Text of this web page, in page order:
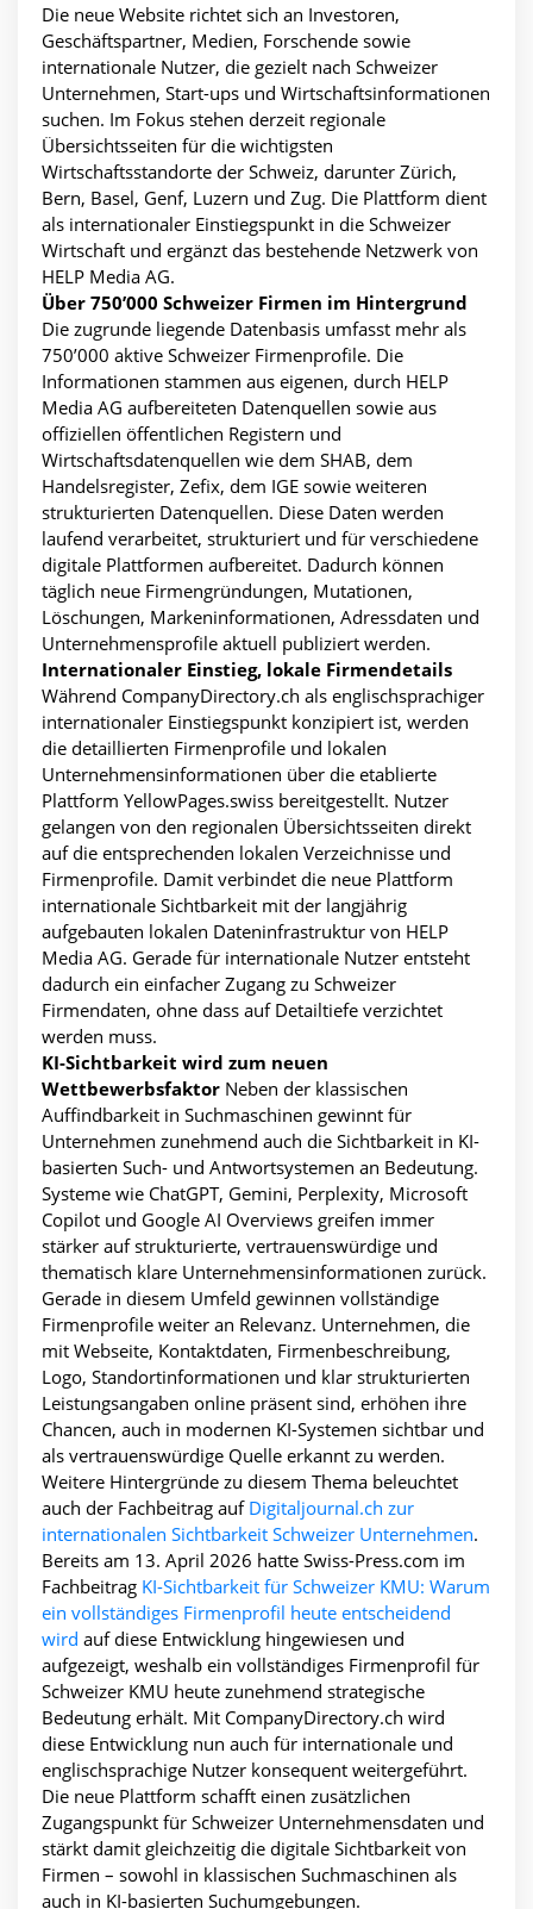
Die neue Website richtet sich an Investoren,
Geschäftspartner, Medien, Forschende sowie
internationale Nutzer, die gezielt nach Schweizer
Unternehmen, Start-ups und Wirtschaftsinformationen
suchen. Im Fokus stehen derzeit regionale
Übersichtsseiten für die wichtigsten
Wirtschaftsstandorte der Schweiz, darunter Zürich,
Bern, Basel, Genf, Luzern und Zug. Die Plattform dient
als internationaler Einstiegspunkt in die Schweizer
Wirtschaft und ergänzt das bestehende Netzwerk von
HELP Media AG.
Über 750’000 Schweizer Firmen im Hintergrund
Die zugrunde liegende Datenbasis umfasst mehr als
750’000 aktive Schweizer Firmenprofile. Die
Informationen stammen aus eigenen, durch HELP
Media AG aufbereiteten Datenquellen sowie aus
offiziellen öffentlichen Registern und
Wirtschaftsdatenquellen wie dem SHAB, dem
Handelsregister, Zefix, dem IGE sowie weiteren
strukturierten Datenquellen. Diese Daten werden
laufend verarbeitet, strukturiert und für verschiedene
digitale Plattformen aufbereitet. Dadurch können
täglich neue Firmengründungen, Mutationen,
Löschungen, Markeninformationen, Adressdaten und
Unternehmensprofile aktuell publiziert werden.
Internationaler Einstieg, lokale Firmendetails
Während CompanyDirectory.ch als englischsprachiger
internationaler Einstiegspunkt konzipiert ist, werden
die detaillierten Firmenprofile und lokalen
Unternehmensinformationen über die etablierte
Plattform YellowPages.swiss bereitgestellt. Nutzer
gelangen von den regionalen Übersichtsseiten direkt
auf die entsprechenden lokalen Verzeichnisse und
Firmenprofile. Damit verbindet die neue Plattform
internationale Sichtbarkeit mit der langjährig
aufgebauten lokalen Dateninfrastruktur von HELP
Media AG. Gerade für internationale Nutzer entsteht
dadurch ein einfacher Zugang zu Schweizer
Firmendaten, ohne dass auf Detailtiefe verzichtet
werden muss.
KI-Sichtbarkeit wird zum neuen
Wettbewerbsfaktor Neben der klassischen
Auffindbarkeit in Suchmaschinen gewinnt für
Unternehmen zunehmend auch die Sichtbarkeit in KI-
basierten Such- und Antwortsystemen an Bedeutung.
Systeme wie ChatGPT, Gemini, Perplexity, Microsoft
Copilot und Google AI Overviews greifen immer
stärker auf strukturierte, vertrauenswürdige und
thematisch klare Unternehmensinformationen zurück.
Gerade in diesem Umfeld gewinnen vollständige
Firmenprofile weiter an Relevanz. Unternehmen, die
mit Webseite, Kontaktdaten, Firmenbeschreibung,
Logo, Standortinformationen und klar strukturierten
Leistungsangaben online präsent sind, erhöhen ihre
Chancen, auch in modernen KI-Systemen sichtbar und
als vertrauenswürdige Quelle erkannt zu werden.
Weitere Hintergründe zu diesem Thema beleuchtet
auch der Fachbeitrag auf Digitaljournal.ch zur
internationalen Sichtbarkeit Schweizer Unternehmen.
Bereits am 13. April 2026 hatte Swiss-Press.com im
Fachbeitrag KI-Sichtbarkeit für Schweizer KMU: Warum
ein vollständiges Firmenprofil heute entscheidend
wird auf diese Entwicklung hingewiesen und
aufgezeigt, weshalb ein vollständiges Firmenprofil für
Schweizer KMU heute zunehmend strategische
Bedeutung erhält. Mit CompanyDirectory.ch wird
diese Entwicklung nun auch für internationale und
englischsprachige Nutzer konsequent weitergeführt.
Die neue Plattform schafft einen zusätzlichen
Zugangspunkt für Schweizer Unternehmensdaten und
stärkt damit gleichzeitig die digitale Sichtbarkeit von
Firmen – sowohl in klassischen Suchmaschinen als
auch in KI-basierten Suchumgebungen.